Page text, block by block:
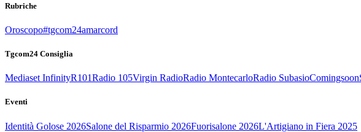
Rubriche
Oroscopo#tgcom24amarcord
Tgcom24 Consiglia
Mediaset InfinityR101Radio 105Virgin RadioRadio MontecarloRadio SubasioComingsoon
Eventi
Identità Golose 2026Salone del Risparmio 2026Fuorisalone 2026L'Artigiano in Fiera 2025